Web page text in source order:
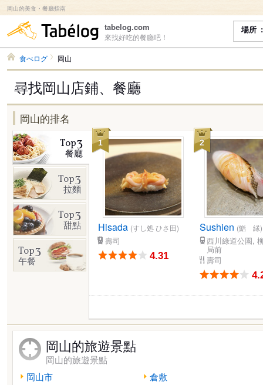
岡山的美食・餐廳指南
食べログ
tabelog.com
來找好吃的餐廳吧！
場所
食べログ 岡山
尋找岡山店鋪、餐廳
岡山的排名
Top3
餐廳
Top3
拉麵
Top3
甜點
Top3
午餐
1
Hisada (すし処 ひさ田)
壽司
4.31
2
Sushien (鮨 縁)
西川綠道公園,
局前
壽司
岡山的旅遊景點
岡山的旅遊景點
岡山市
倉敷